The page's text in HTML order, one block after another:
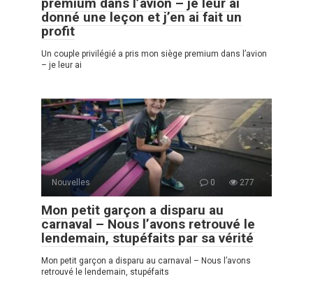
donné une leçon et j’en ai fait un
profit
Un couple privilégié a pris mon siège premium dans l’avion
– je leur ai
Nouvelles 0 277
Mon petit garçon a disparu au
carnaval – Nous l’avons retrouvé le
lendemain, stupéfaits par sa vérité
Mon petit garçon a disparu au carnaval – Nous l’avons
retrouvé le lendemain, stupéfaits